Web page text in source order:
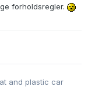
forholdsregler.
and plastic car